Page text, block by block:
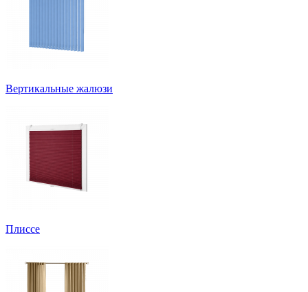
Вертикальные жалюзи
Плиссе